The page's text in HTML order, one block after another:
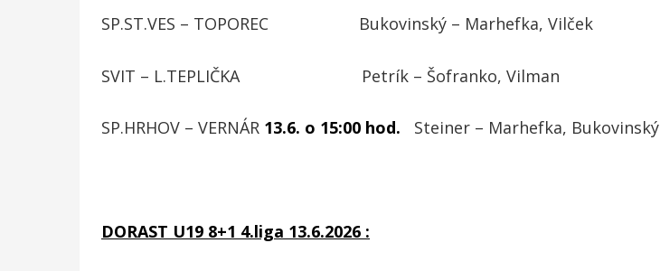
SP.ST.VES – TOPOREC Bukovinský – Marhefka, Vilček
SVIT – L.TEPLIČKA Petrík – Šofranko, Vilman
SP.HRHOV – VERNÁR 13.6. o 15:00 hod. Steiner – Marhefka, Bukovinský
DORAST U19 8+1 4.liga 13.6.2026 :